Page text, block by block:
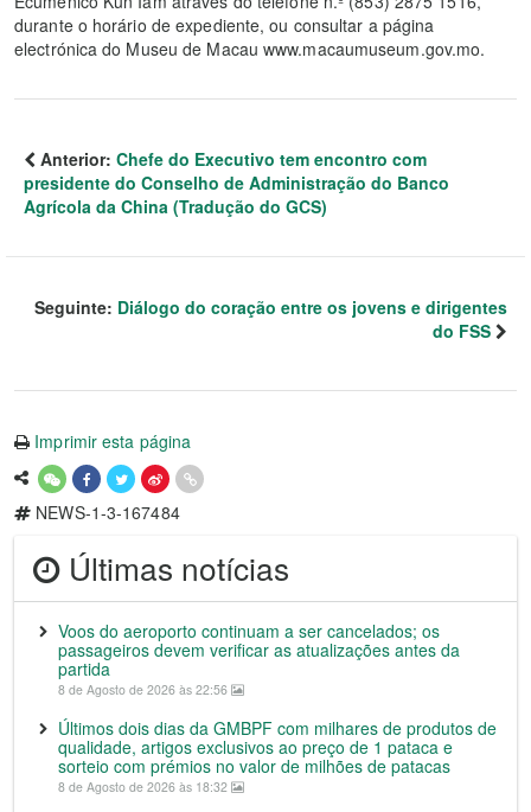
durante o horário de expediente, ou consultar a página
electrónica do Museu de Macau www.macaumuseum.gov.mo.
Anterior: Chefe do Executivo tem encontro com
presidente do Conselho de Administração do Banco
Agrícola da China (Tradução do GCS)
Seguinte: Diálogo do coração entre os jovens e dirigentes
do FSS
Imprimir esta página
NEWS-1-3-167484
Últimas notícias
Voos do aeroporto continuam a ser cancelados; os
passageiros devem verificar as atualizações antes da
partida
8 de Agosto de 2026 às 22:56
Últimos dois dias da GMBPF com milhares de produtos de
qualidade, artigos exclusivos ao preço de 1 pataca e
sorteio com prémios no valor de milhões de patacas
8 de Agosto de 2026 às 18:32